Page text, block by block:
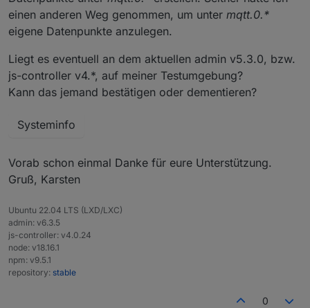
einen anderen Weg genommen, um unter mqtt.0.*
eigene Datenpunkte anzulegen.
Liegt es eventuell an dem aktuellen admin v5.3.0, bzw.
js-controller v4.*, auf meiner Testumgebung?
Kann das jemand bestätigen oder dementieren?
Systeminfo
Vorab schon einmal Danke für eure Unterstützung.
Gruß, Karsten
Ubuntu 22.04 LTS (LXD/LXC)
admin: v6.3.5
js-controller: v4.0.24
node: v18.16.1
npm: v9.5.1
repository: stable
0